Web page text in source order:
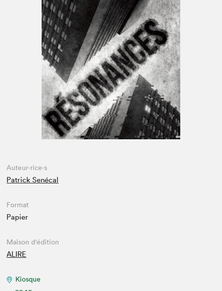
Espace médias
Auteur·rice·s
Patrick Senécal
Format
Papier
Maison d'édition
ALIRE
Kiosque